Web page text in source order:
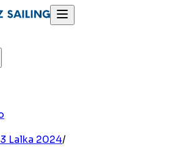
Lalka 2024/